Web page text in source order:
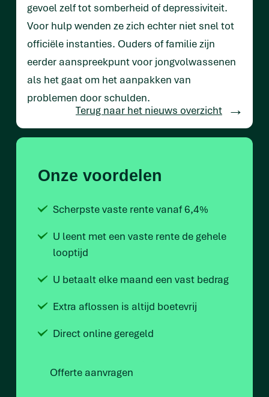
gevoel zelf tot somberheid of depressiviteit.
Voor hulp wenden ze zich echter niet snel tot
officiële instanties. Ouders of familie zijn
eerder aanspreekpunt voor jongvolwassenen
als het gaat om het aanpakken van
problemen door schulden.
Terug naar het nieuws overzicht
Onze voordelen
Scherpste vaste rente vanaf 6,4%
U leent met een vaste rente de gehele
looptijd
U betaalt elke maand een vast bedrag
Extra aflossen is altijd boetevrij
Direct online geregeld
Offerte aanvragen